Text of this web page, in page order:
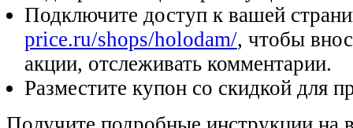
Подключите доступ к вашей
price.ru/shops/holodam/, чтобы
акции, отслеживать комментарии.
Разместите купон со скидкой для